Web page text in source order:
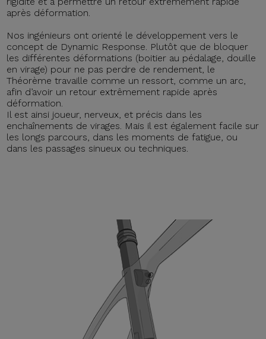
après déformation.
Nos ingénieurs ont orienté le développement vers le
concept de Dynamic Response. Plutôt que de bloquer
les différentes déformations (boitier au pédalage, douille
en virage) pour ne pas perdre de rendement, le
Théorème travaille comme un ressort, comme un arc,
afin d’avoir un retour extrêmement rapide après
déformation.
Il est ainsi joueur, nerveux, et précis dans les
enchaînements de virages. Mais il est également facile sur
les longs parcours, dans les moments de fatigue, ou
dans les passages sinueux ou techniques.